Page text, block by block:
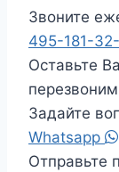
Звоните
495-181-
Оставьте
Задайте
Whatsapp
Отправьте